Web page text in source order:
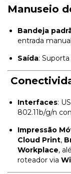
Manuseio
Bandeja
entrada
Saída:
Interfaces:
802.11b/g/n
Impressão
Cloud Print,
Workplace,
roteador via